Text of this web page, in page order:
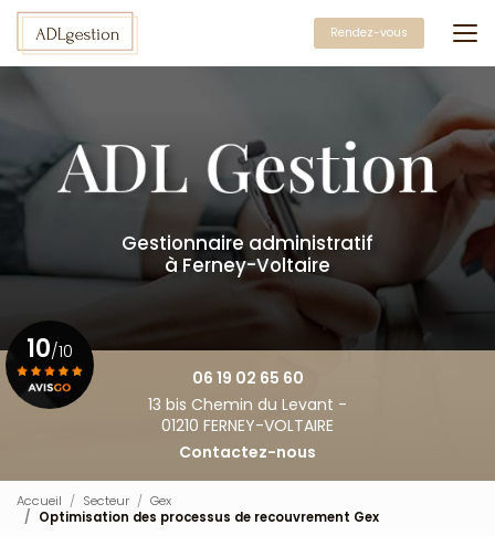
Aller
contenu
principal
Rendez-vous
Gestionnaire administratif
à Ferney-Voltaire
06 19 02 65 60
13 bis Chemin du Levant -
01210 FERNEY-VOLTAIRE
Contactez-nous
10/10
Accueil Secteur
Gex
Optimisation des processus de recouvrement Gex